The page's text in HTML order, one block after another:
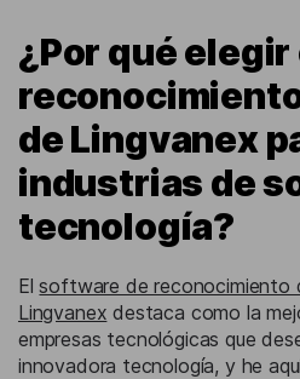
¿Por qué elegir
de Lingvanex
industrias de
tecnología?
Elsoftware de reconocimiento
Lingvanex destaca como la
empresas tecnológicas que
innovadora tecnología, y he